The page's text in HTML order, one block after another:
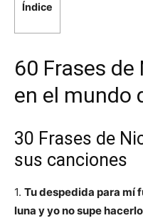
Índice
60 Frases
en el mundo
30 Frases de
sus canciones
1. Tu despedida para mí
luna y yo no supe